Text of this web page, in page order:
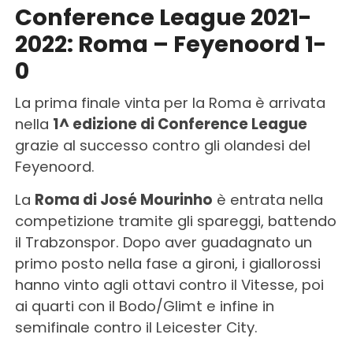
Conference League 2021-
2022: Roma – Feyenoord 1-
0
La prima finale vinta per la Roma è arrivata
nella 1^ edizione di Conference League
grazie al successo contro gli olandesi del
Feyenoord.
La Roma di José Mourinho è entrata nella
competizione tramite gli spareggi, battendo
il Trabzonspor. Dopo aver guadagnato un
primo posto nella fase a gironi, i giallorossi
hanno vinto agli ottavi contro il Vitesse, poi
ai quarti con il Bodo/Glimt e infine in
semifinale contro il Leicester City.